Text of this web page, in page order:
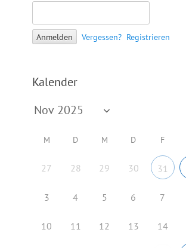
Vergessen? Registrieren
Kalender
M D M D F
27 28 29 30 31
3 4 5 6 7
10 11 12 13 14